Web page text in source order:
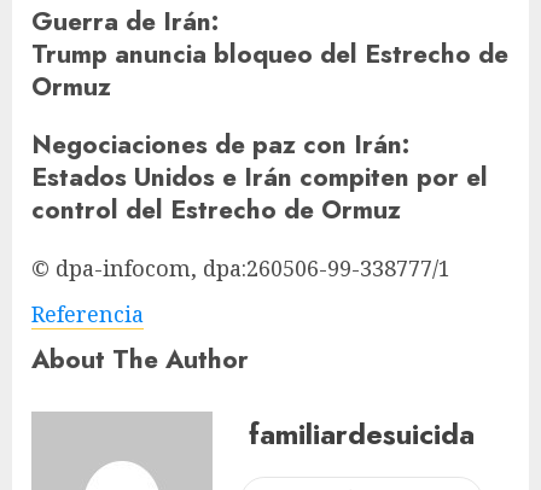
Guerra de Irán:
Trump anuncia bloqueo del Estrecho de
Ormuz
Negociaciones de paz con Irán:
Estados Unidos e Irán compiten por el
control del Estrecho de Ormuz
© dpa-infocom, dpa:260506-99-338777/1
Referencia
About The Author
familiardesuicida